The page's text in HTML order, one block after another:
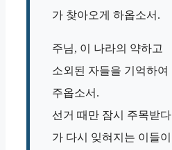
가 찾아오게 하옵소서.
주님, 이 나라의 약하고
소외된 자들을 기억하여
주옵소서.
선거 때만 잠시 주목받다
가 다시 잊혀지는 이들이